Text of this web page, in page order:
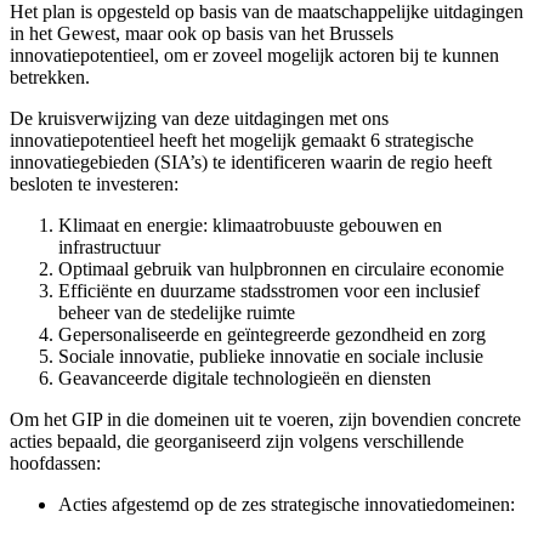
Het plan is opgesteld op basis van de maatschappelijke uitdagingen
in het Gewest, maar ook op basis van het Brussels
innovatiepotentieel, om er zoveel mogelijk actoren bij te kunnen
betrekken.
De kruisverwijzing van deze uitdagingen met ons
innovatiepotentieel heeft het mogelijk gemaakt 6 strategische
innovatiegebieden (SIA’s) te identificeren waarin de regio heeft
besloten te investeren:
Klimaat en energie: klimaatrobuuste gebouwen en
infrastructuur
Optimaal gebruik van hulpbronnen en circulaire economie
Efficiënte en duurzame stadsstromen voor een inclusief
beheer van de stedelijke ruimte
Gepersonaliseerde en geïntegreerde gezondheid en zorg
Sociale innovatie, publieke innovatie en sociale inclusie
Geavanceerde digitale technologieën en diensten
Om het GIP in die domeinen uit te voeren, zijn bovendien concrete
acties bepaald, die georganiseerd zijn volgens verschillende
hoofdassen:
Acties afgestemd op de zes strategische innovatiedomeinen: